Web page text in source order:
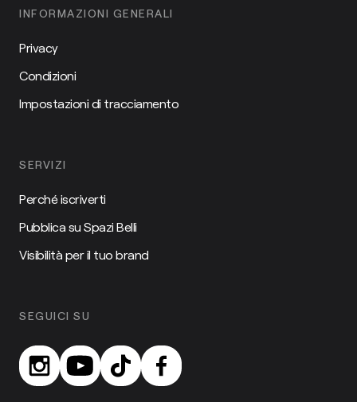
INFORMAZIONI GENERALI
Privacy
Condizioni
Impostazioni di tracciamento
SERVIZI
Perché iscriverti
Pubblica su Spazi Belli
Visibilità per il tuo brand
SEGUICI SU